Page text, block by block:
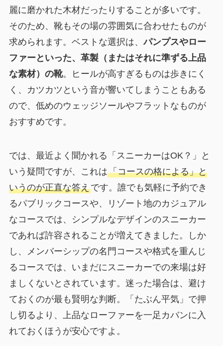
麗に磨かれた木材だったりすることが多いです。
そのため、靴もその場の雰囲気に合わせたものが
求められます。ベストな選択は、パンプスやロー
ファーといった、革製（またはそれに準ずる上品
な素材）の靴。ヒールが高すぎるものは歩きにく
く、カツカツという音が響いてしまうこともある
ので、低めのウェッジソールやフラットなものが
おすすめです。
では、最近よく聞かれる「スニーカーはOK？」と
いう疑問ですが、これは「コースの格による」と
いうのが正直な答えです。誰でも気軽に予約でき
るパブリックコースや、リゾート地のカジュアル
なコースでは、シンプルなデザインのスニーカー
であれば許容されることが増えてきました。しか
し、メンバーシップの名門コースや格式を重んじ
るコースでは、いまだにスニーカーでの来場は好
ましくないとされています。迷った場合は、避け
ておくのが最も賢明な判断。「たぶん平気」で押
し切るより、上品なローファーを一足カバンに入
れておくほうが安心ですよ。